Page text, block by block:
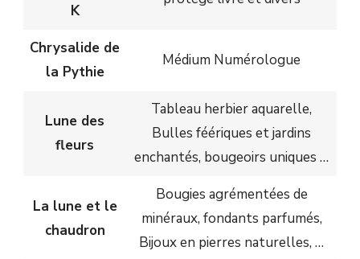
K
Chrysalide de
la Pythie
Médium Numérologue
Lune des
fleurs
Tableau herbier aquarelle,
Bulles féériques et jardins
enchantés, bougeoirs uniques …
La lune et le
chaudron
Bougies agrémentées de
minéraux, fondants parfumés,
Bijoux en pierres naturelles, …